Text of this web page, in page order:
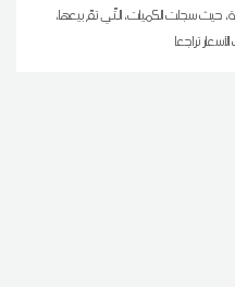
حيث سجلت الكميات، التّي تمّ بيعها،